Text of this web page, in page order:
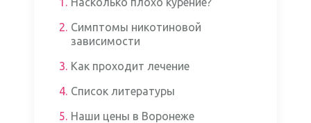
2. Симптомы никотиновой
зависимости
3. Как проходит лечение
4. Список литературы
5. Наши цены в Воронеже